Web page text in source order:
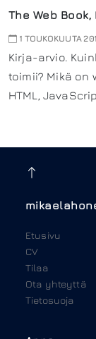
The Web
1 TOUKOKUUTA
Kirja-arvio.
toimii? Mikä on
HTML,
Etusivu
CV
Tilaa
Ota yhteyttä
Tietosuoja